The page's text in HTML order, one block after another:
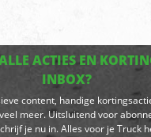
ACTIES EN
INBOX?
content, handige
meer. Uitsluitend voor
je nu in. Alles voor je Truck